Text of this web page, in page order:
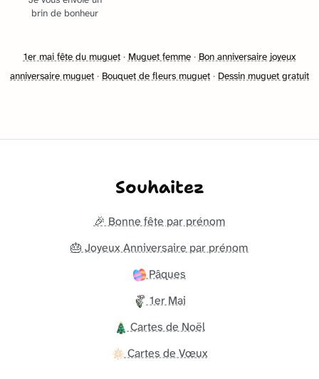
brin de bonheur
1er mai fête du muguet· Muguet femme· Bon anniversaire joyeux
anniversaire muguet · Bouquet de fleurs muguet · Dessin muguet gratuit
Souhaitez
🎉 Bonne fête par prénom
🎂 Joyeux Anniversaire par prénom
Pâques
1er Mai
Cartes de Noël
Cartes de Vœux